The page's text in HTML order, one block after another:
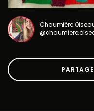
Chaumière